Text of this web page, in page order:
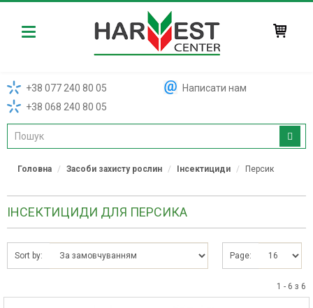
Harvest
+38 077 240 80 05
+38 068 240 80 05
Написати нам
Головна Засоби захисту рослин Інсектициди Персик
ІНСЕКТИЦИДИ ДЛЯ ПЕРСИКА
Sort by: Page:
1 - 6 з 6